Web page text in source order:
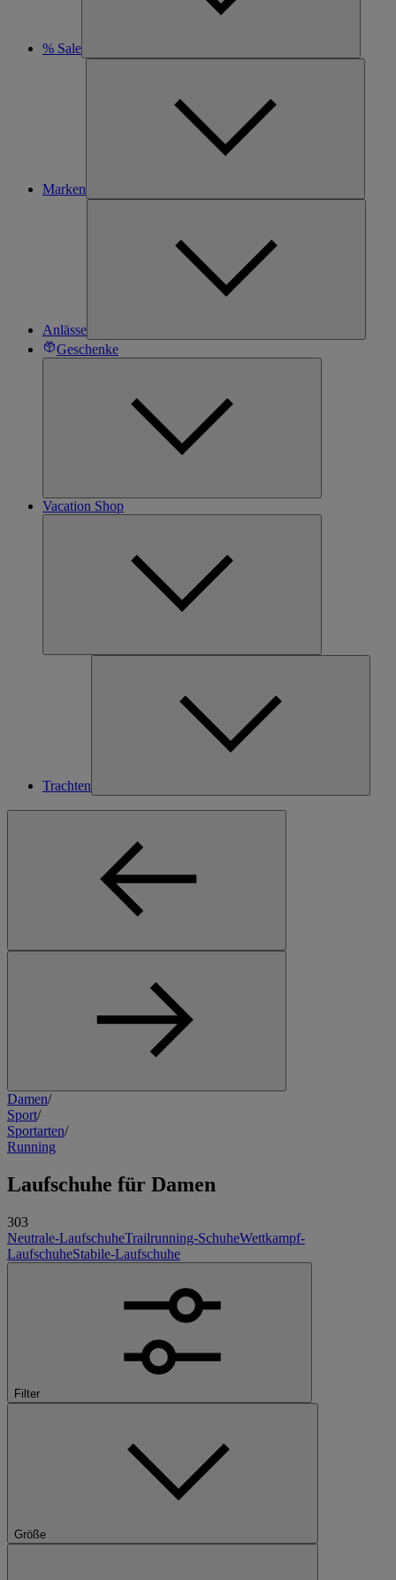
% Sale
Marken
Anlässe
Geschenke
Vacation Shop
Trachten
Damen/
Sport/
Sportarten/
Running
Laufschuhe für Damen
303
Neutrale-LaufschuheTrailrunning-SchuheWettkampf-
LaufschuheStabile-Laufschuhe
Filter
Größe